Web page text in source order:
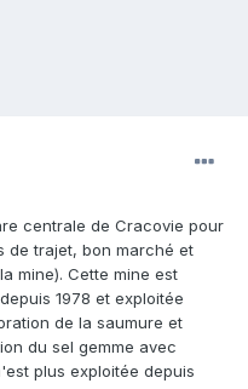
centrale de Cracovie pour
de trajet, bon marché et
mine). Cette mine est
1978 et exploitée
de la saumure et
du sel gemme avec
plus exploitée depuis